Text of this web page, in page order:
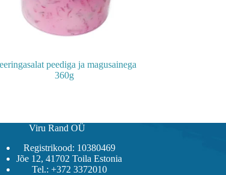
peediga ja magusainega
360g
Viru Rand OÜ
Registrikood: 10380469
Jõe 12, 41702 Toila Estonia
Tel.: +372 3372010